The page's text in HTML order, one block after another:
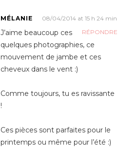
MÉLANIE
08/04/2014 at 15 h 24 min
RÉPONDRE
J’aime beaucoup ces
quelques photographies, ce
mouvement de jambe et ces
cheveux dans le vent :)
Comme toujours, tu es ravissante
!
Ces pièces sont parfaites pour le
printemps ou même pour l’été :)